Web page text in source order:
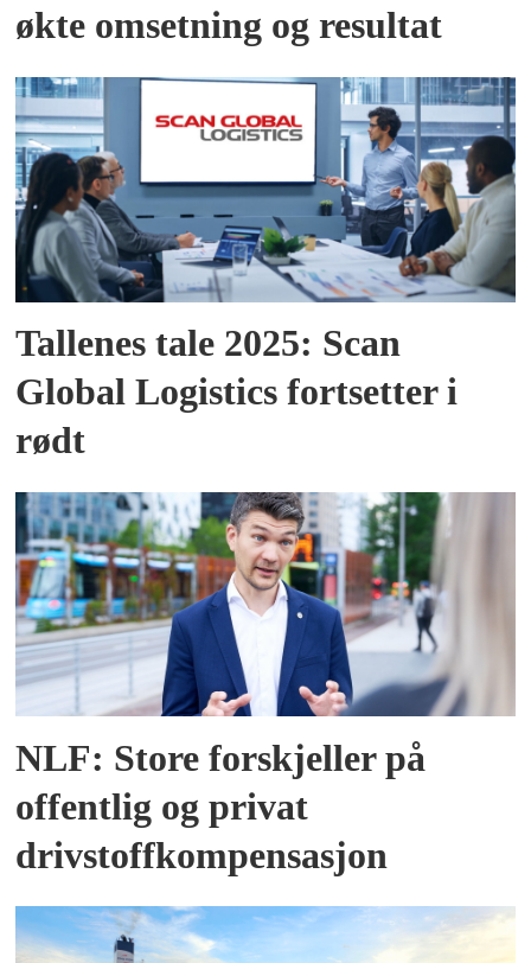
økte omsetning og resultat
Tallenes tale 2025: Scan
Global Logistics fortsetter i
rødt
NLF: Store forskjeller på
offentlig og privat
drivstoffkompensasjon